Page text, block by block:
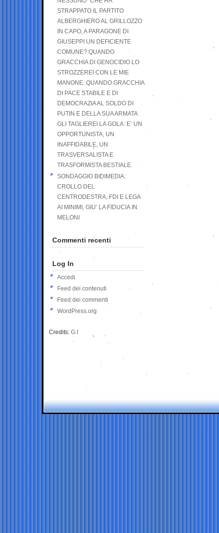
STRAPPATO IL PARTITO
ALBERGHIERO AL GRILLOZZO
IN CAPO, A PARAGONE DI
GIUSEPPI UN DEFICIENTE
COMUNE? QUANDO
GRACCHIA DI GENOCIDIO LO
STROZZEREI CON LE MIE
MANONE. QUANDO GRACCHIA
DI PACE STABILE E DI
DEMOCRAZIA AL SOLDO DI
PUTIN E DELLA SUA ARMATA
GLI TAGLIEREI LA GOLA: E’ UN
OPPORTUNISTA, UN
INAFFIDABILE, UN
TRASVERSALISTA E
TRASFORMISTA BESTIALE.
SONDAGGIO BIDIMEDIA:
CROLLO DEL
CENTRODESTRA, FDI E LEGA
AI MINIMI, GIU’ LA FIDUCIA IN
MELONI
Commenti recenti
Log In
Accedi
Feed dei contenuti
Feed dei commenti
WordPress.org
Credits: G.I